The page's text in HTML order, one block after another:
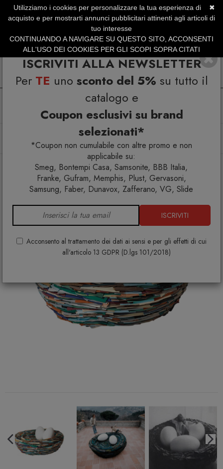
ISCRIVITI ALLA NEWSLETTER
Per TE uno sconto del 5% su tutto il
catalogo e
Coupon esclusivi su brand
selezionati*
*Coupon non cumulabile con altre promo e non
applicabile su:
Smeg, Bontempi Casa, Samsonite, BBB Italia,
Franke, Gufram, Memphis, Plust, Gervasoni,
Samsung, Faber, Dunavox, Zafferano, VG, Slide
ISCRIVITI
Acconsento al trattamento dei dati ai sensi e per gli effetti di cui
all'articolo 13 GDPR (D.lgs 101/2018)
SERVIZIO CLIENTI +39.0773.470.562
SUMMER SALES | Fino al 40% di Sconto
Arredo interno
Gufram La Cova Nido d'amore
✖
Utilizziamo i cookies per personalizzare la tua esperienza di
acquisto e per mostrarti annunci pubblicitari attinenti agli articoli di
tuo interesse
CONTINUANDO A NAVIGARE SU QUESTO SITO, ACCONSENTI
ALL'USO DEI COOKIES PER GLI SCOPI SOPRA CITATI